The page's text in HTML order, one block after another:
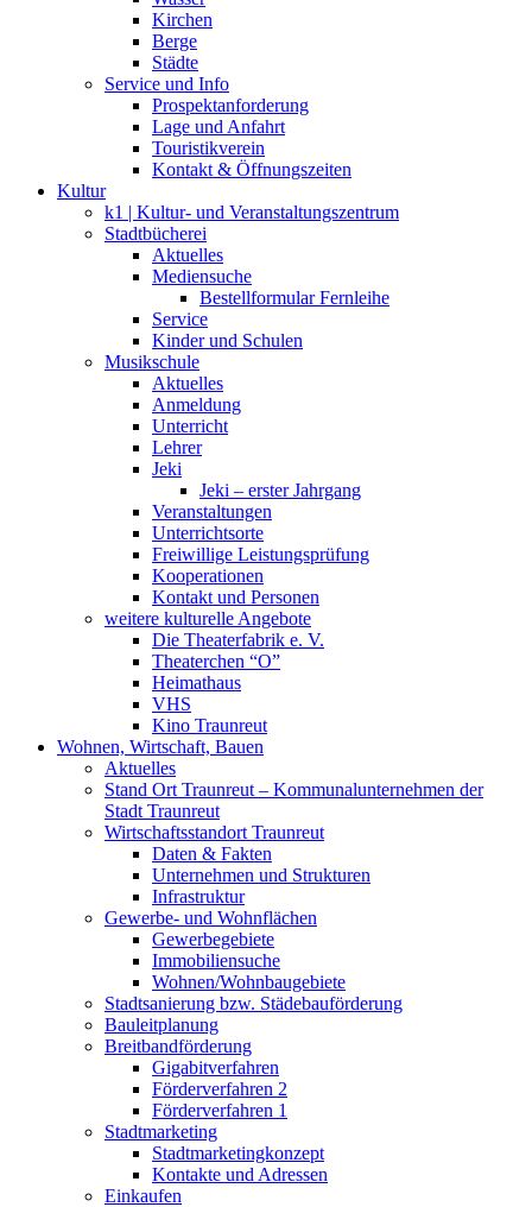
Kirchen
Berge
Städte
Service und Info
Prospektanforderung
Lage und Anfahrt
Touristikverein
Kontakt & Öffnungszeiten
Kultur
k1 | Kultur- und Veranstaltungszentrum
Stadtbücherei
Aktuelles
Mediensuche
Bestellformular Fernleihe
Service
Kinder und Schulen
Musikschule
Aktuelles
Anmeldung
Unterricht
Lehrer
Jeki
Jeki – erster Jahrgang
Veranstaltungen
Unterrichtsorte
Freiwillige Leistungsprüfung
Kooperationen
Kontakt und Personen
weitere kulturelle Angebote
Die Theaterfabrik e. V.
Theaterchen “O”
Heimathaus
VHS
Kino Traunreut
Wohnen, Wirtschaft, Bauen
Aktuelles
Stand Ort Traunreut – Kommunalunternehmen der
Stadt Traunreut
Wirtschaftsstandort Traunreut
Daten & Fakten
Unternehmen und Strukturen
Infrastruktur
Gewerbe- und Wohnflächen
Gewerbegebiete
Immobiliensuche
Wohnen/Wohnbaugebiete
Stadtsanierung bzw. Städebauförderung
Bauleitplanung
Breitbandförderung
Gigabitverfahren
Förderverfahren 2
Förderverfahren 1
Stadtmarketing
Stadtmarketingkonzept
Kontakte und Adressen
Einkaufen